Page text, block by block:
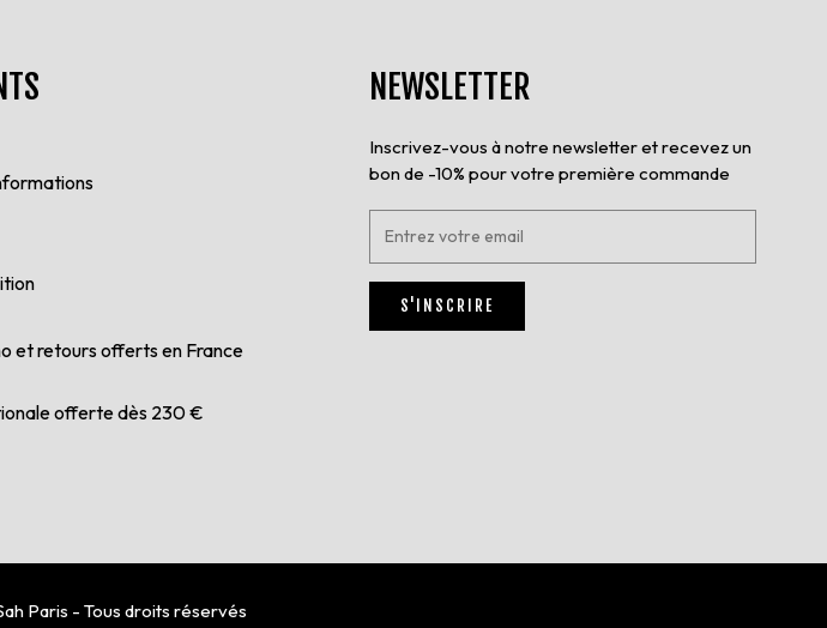
et retours offerts en France
offerte dès 230 €
NEWSLETTER
Inscrivez-vous à notre newsletter et recevez un
bon de -10% pour votre première commande
E
t
r
z
l
S'INSCRIRE
Paris - Tous droits réservés